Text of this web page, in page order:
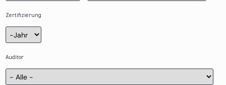
Zertifizierung
Zertifizierung
Jahr
Auditor